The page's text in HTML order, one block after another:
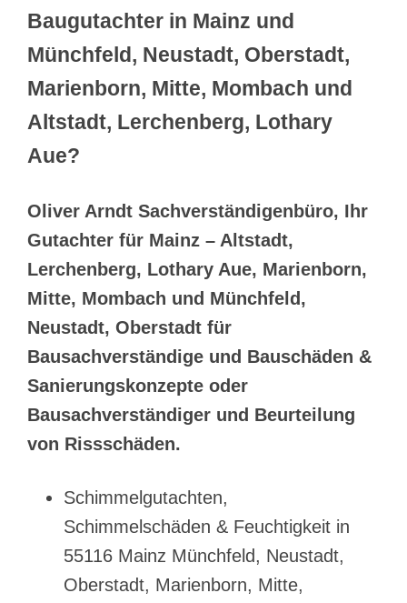
Baugutachter in Mainz und
Münchfeld, Neustadt, Oberstadt,
Marienborn, Mitte, Mombach und
Altstadt, Lerchenberg, Lothary
Aue?
Oliver Arndt Sachverständigenbüro, Ihr
Gutachter für Mainz – Altstadt,
Lerchenberg, Lothary Aue, Marienborn,
Mitte, Mombach und Münchfeld,
Neustadt, Oberstadt für
Bausachverständige und Bauschäden &
Sanierungskonzepte oder
Bausachverständiger und Beurteilung
von Rissschäden.
Schimmelgutachten,
Schimmelschäden & Feuchtigkeit in
55116 Mainz Münchfeld, Neustadt,
Oberstadt, Marienborn, Mitte,